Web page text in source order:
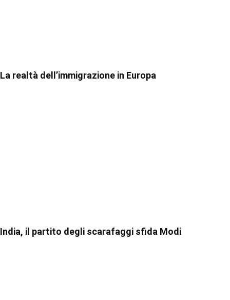
La realtà dell’immigrazione in Europa
India, il partito degli scarafaggi sfida Modi